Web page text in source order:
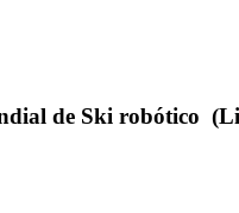
de Ski robótico